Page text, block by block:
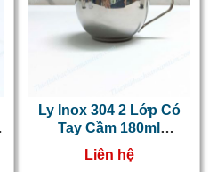
Ly Inox 304 2 Lớp Có
Tay Cầm 180ml
NT0416041
Liên hệ